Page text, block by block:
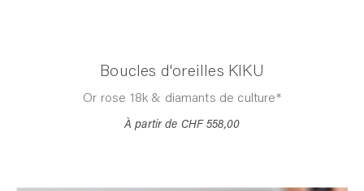
Boucles d'oreilles KIKU
Or rose 18k & diamants de culture*
À partir de CHF 558,00